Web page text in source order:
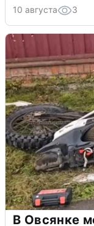
10 августа 3
В Овсянке